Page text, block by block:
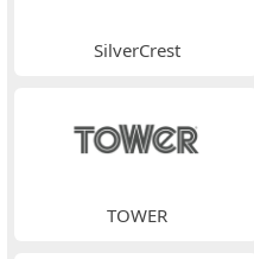
SilverCrest
TOWER